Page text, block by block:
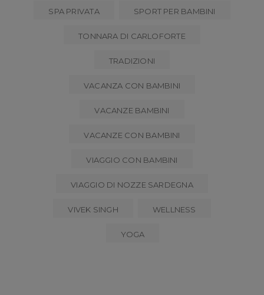
SPA PRIVATA SPORT PER BAMBINI
TONNARA DI CARLOFORTE
TRADIZIONI
VACANZA CON BAMBINI
VACANZE BAMBINI
VACANZE CON BAMBINI
VIAGGIO CON BAMBINI
VIAGGIO DI NOZZE SARDEGNA
VIVEK SINGH WELLNESS
YOGA